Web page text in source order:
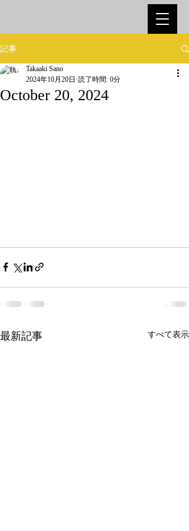
記事
October 20, 2024
Takaaki Sano
2024年10月20日 読了時間: 0分
最新記事 すべて表示